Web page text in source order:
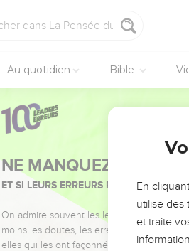
Au quotidien Bible
NE MANQUEZ PAS
ET SI LEURS ERREURS POUVAIENT
On admire souvent les leaders pour leurs
moins les doutes, les erreurs et les
elles qui les ont façonnés.
En
utilise des
et traite